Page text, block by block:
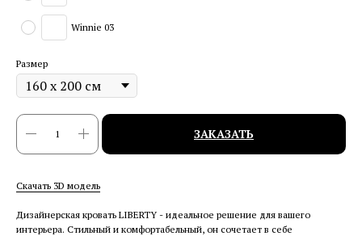
Winnie 03
Размер
ЗАКАЗАТЬ
Скачать 3D модель
Дизайнерская кровать LIBERTY - идеальное решение для вашего
интерьера. Стильный и комфортабельный, он сочетает в себе